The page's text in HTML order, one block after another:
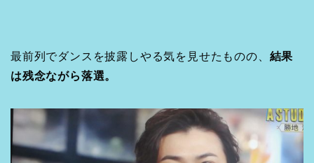
最前列でダンスを披露しやる気を見せたものの、 結果
は残念ながら落選。